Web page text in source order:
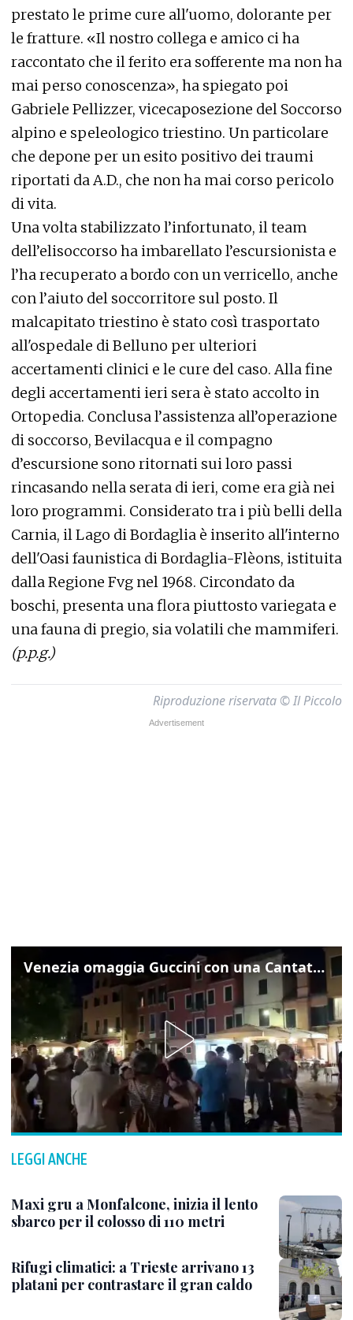
prestato le prime cure all'uomo, dolorante per
le fratture. «Il nostro collega e amico ci ha
raccontato che il ferito era sofferente ma non ha
mai perso conoscenza», ha spiegato poi
Gabriele Pellizzer, vicecaposezione del Soccorso
alpino e speleologico triestino. Un particolare
che depone per un esito positivo dei traumi
riportati da A.D., che non ha mai corso pericolo
di vita.
Una volta stabilizzato l’infortunato, il team
dell’elisoccorso ha imbarellato l’escursionista e
l’ha recuperato a bordo con un verricello, anche
con l’aiuto del soccorritore sul posto. Il
malcapitato triestino è stato così trasportato
all'ospedale di Belluno per ulteriori
accertamenti clinici e le cure del caso. Alla fine
degli accertamenti ieri sera è stato accolto in
Ortopedia. Conclusa l’assistenza all’operazione
di soccorso, Bevilacqua e il compagno
d’escursione sono ritornati sui loro passi
rincasando nella serata di ieri, come era già nei
loro programmi. Considerato tra i più belli della
Carnia, il Lago di Bordaglia è inserito all'interno
dell'Oasi faunistica di Bordaglia-Flèons, istituita
dalla Regione Fvg nel 1968. Circondato da
boschi, presenta una flora piuttosto variegata e
una fauna di pregio, sia volatili che mammiferi.
(p.p.g.)
Riproduzione riservata © Il Piccolo
Venezia omaggia Guccini con una Cantata Anarchica in campo Santa Margherita
LEGGI ANCHE
Maxi gru a Monfalcone, inizia il lento
sbarco per il colosso di 110 metri
Rifugi climatici: a Trieste arrivano 13
platani per contrastare il gran caldo